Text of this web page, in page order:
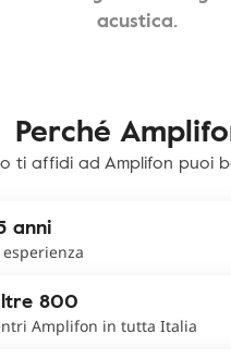
acustica.
Perché
ti affidi ad Amplifon puoi
anni
800
Amplifon in tutta Italia